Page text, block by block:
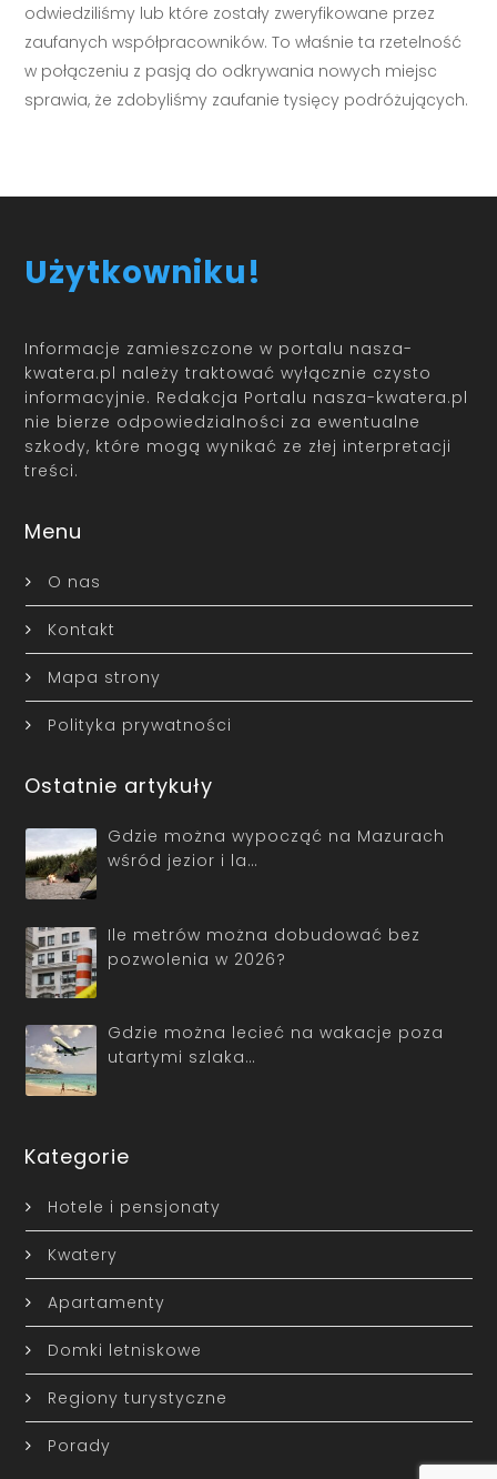
odwiedziliśmy lub które zostały zweryfikowane przez
zaufanych współpracowników. To właśnie ta rzetelność
w połączeniu z pasją do odkrywania nowych miejsc
sprawia, że zdobyliśmy zaufanie tysięcy podróżujących.
Użytkowniku!
Informacje zamieszczone w portalu nasza-
kwatera.pl należy traktować wyłącznie czysto
informacyjnie. Redakcja Portalu nasza-kwatera.pl
nie bierze odpowiedzialności za ewentualne
szkody, które mogą wynikać ze złej interpretacji
treści.
Menu
O nas
Kontakt
Mapa strony
Polityka prywatności
Ostatnie artykuły
Gdzie można wypocząć na Mazurach
wśród jezior i la…
Ile metrów można dobudować bez
pozwolenia w 2026?
Gdzie można lecieć na wakacje poza
utartymi szlaka…
Kategorie
Hotele i pensjonaty
Kwatery
Apartamenty
Domki letniskowe
Regiony turystyczne
Porady